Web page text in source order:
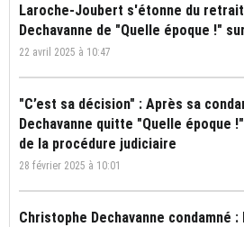
Laroche-Joubert s'étonne du
Dechavanne de "Quelle époque !"
22 avril 2025 à 10:47
"C’est sa décision" : Après sa
Dechavanne quitte "Quelle époque
de la procédure judiciaire
28 février 2025 à 10:01
Christophe Dechavanne condamné